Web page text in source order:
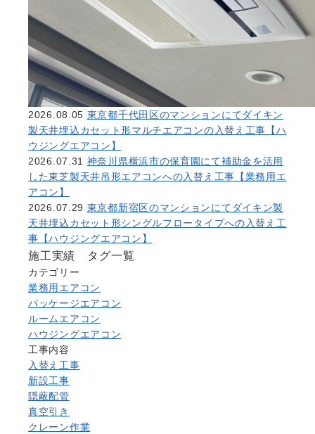
2026.08.05 東京都千代田区のマンションにてダイキン
製天井埋込カセット形マルチエアコンの入替え工事【ハ
ウジングエアコン】
2026.07.31 神奈川県横浜市の保育園にて補助金を活用
した東芝製天井吊形エアコンへの入替え工事【業務用エ
アコン】
2026.07.29 東京都新宿区のマンションにてダイキン製
天井埋込カセット形シングルフロータイプへの入替え工
事【ハウジングエアコン】
施工実績 タグ一覧
カテゴリー
業務用エアコン
パッケージエアコン
ルームエアコン
ハウジングエアコン
工事内容
入替え工事
新設工事
隠蔽配管
真空引き
クレーン作業